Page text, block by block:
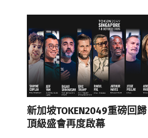
新加坡TOKEN2049重磅回
頂級盛會再度啟幕